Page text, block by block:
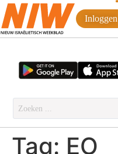
Inloggen
Tag: EO